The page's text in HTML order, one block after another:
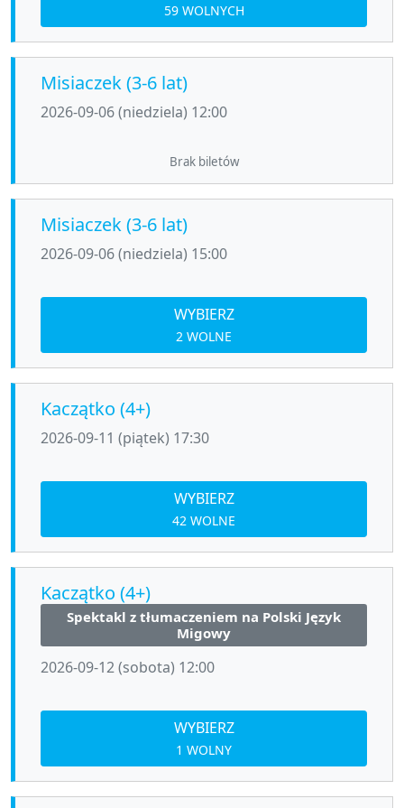
59 WOLNYCH
Misiaczek (3-6 lat)
2026-09-06 (niedziela) 12:00
Brak biletów
Misiaczek (3-6 lat)
2026-09-06 (niedziela) 15:00
WYBIERZ
2 WOLNE
Kaczątko (4+)
2026-09-11 (piątek) 17:30
WYBIERZ
42 WOLNE
Kaczątko (4+)
Spektakl z tłumaczeniem na Polski Język
Migowy
2026-09-12 (sobota) 12:00
WYBIERZ
1 WOLNY